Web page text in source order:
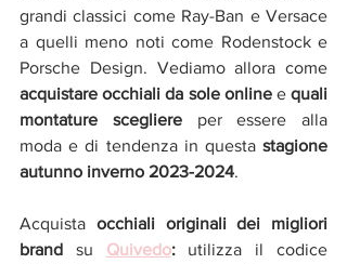
grandi classici come Ray-Ban e Versace
a quelli meno noti come Rodenstock e
acquistare occhiali da sole online e quali
montature scegliere per essere alla
moda e di tendenza in questa stagione
autunno inverno 2023-2024.
Acquista occhiali originali dei migliori
brand su Quivedo: